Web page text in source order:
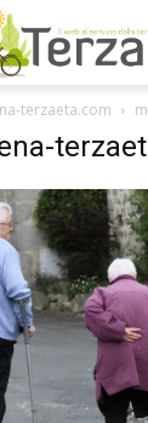
terzaeta.com